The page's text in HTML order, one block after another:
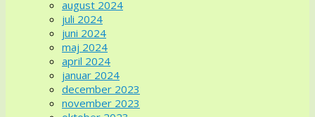
august 2024
juli 2024
juni 2024
maj 2024
april 2024
januar 2024
december 2023
november 2023